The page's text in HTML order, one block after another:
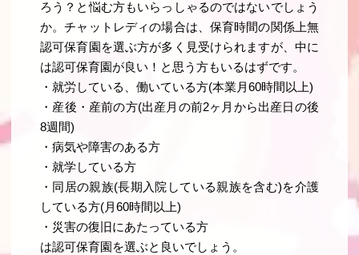
ろう？と悩む方もいらっしゃるのではないでしょう
か。チャットレディの場合は、保育時間の関係上無
認可保育園を選ぶ方が多く見受けられますが、中に
は認可保育園が良い！と思う方もいるはずです。
・就労している、働いている方(本業月60時間以上)
・産後・産前の方(出産月の前2ヶ月から出産日の後
8週間)
・病気や障害のある方
・就学している方
・同居の親族(長期入院している親族を含む)を介護
している方(月60時間以上)
・災害の復旧にあたっている方
は認可保育園を選ぶと良いでしょう。